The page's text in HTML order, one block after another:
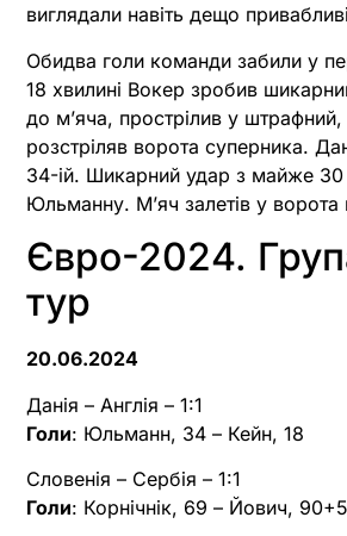
виглядали навіть дещо
Обидва голи команди забили у
18 хвилині Вокер зробив
до м’яча, прострілив у
розстріляв ворота суперника.
34-ій. Шикарний удар з майже 30
Юльманну. М’яч залетів у ворота
Євро-2024.
тур
20.06.2024
Данія – Англія – 1:1
Голи: Юльманн, 34 – Кейн, 18
Словенія – Сербія – 1:1
Голи: Корнічнік, 69 – Йович, 90+5